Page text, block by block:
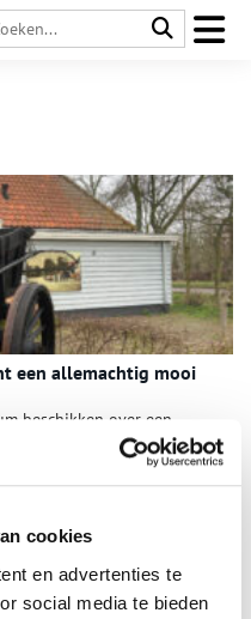
cookies
en advertenties te
social media te bieden
een allemachtig mooi
beschikken over een
meer dan 1200
van Oneindig
Oud-Castricum.